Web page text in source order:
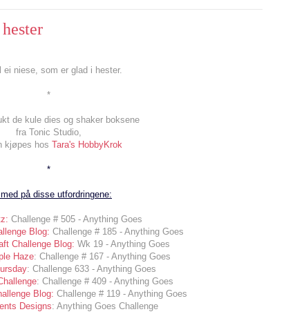
ei niese, som er glad i hester.
*
de kule dies og shaker boksene
fra Tonic Studio,
kjøpes hos Tara's HobbyKrok
*
på disse utfordringene:
Challenge # 505 - Anything Goes
Blog: Challenge # 185 - Anything Goes
Challenge Blog: Wk 19 - Anything Goes
Haze: Challenge # 167 - Anything Goes
: Challenge 633 - Anything Goes
: Challenge # 409 - Anything Goes
Blog: Challenge # 119 - Anything Goes
Designs: Anything Goes Challenge